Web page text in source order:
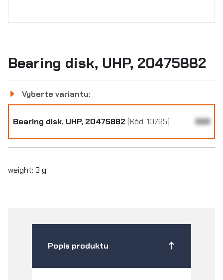
Bearing disk, UHP, 20475882
Vyberte variantu:
Bearing disk, UHP, 20475882 (Kód: 10795) 999
weight: 3 g
Popis produktu